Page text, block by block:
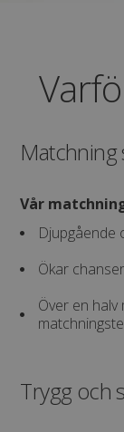
Vår
Djupgående
Ökar
Över en
Trygg och